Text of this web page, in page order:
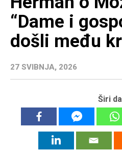
“Dame i
došli među
27 SVIBNJA, 2026
Širi